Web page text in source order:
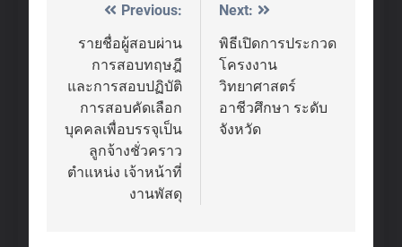
Post
navigation
Previous:
รายชื่อผู้สอบผ่าน
การสอบทฤษฎี
และการสอบปฏิบัติ
การสอบคัดเลือก
บุคคลเพื่อบรรจุเป็น
ลูกจ้างชั่วคราว
ตำแหน่ง เจ้าหน้าที่
งานพัสดุ
Next:
พิธีเปิดการประกวด
โครงงาน
วิทยาศาสตร์
อาชีวศึกษา ระดับ
จังหวัด